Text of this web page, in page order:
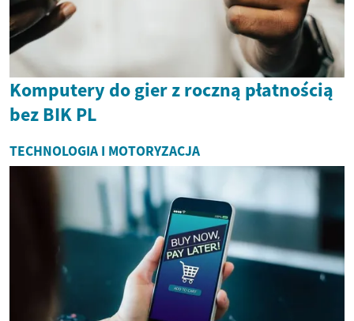
Komputery do gier z roczną płatnością
bez BIK PL
TECHNOLOGIA I MOTORYZACJA